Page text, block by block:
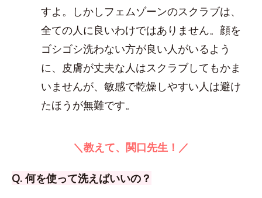
すよ。しかしフェムゾーンのスクラブは、
全ての人に良いわけではありません。顔を
ゴシゴシ洗わない方が良い人がいるよう
に、皮膚が丈夫な人はスクラブしてもかま
いませんが、敏感で乾燥しやすい人は避け
たほうが無難です。
＼教えて、関口先生！／
Q. 何を使って洗えばいいの？